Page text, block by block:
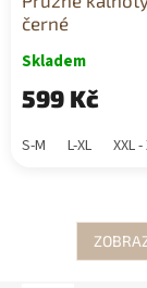
černé
Skladem
599 Kč
S-M L-XL XXL -